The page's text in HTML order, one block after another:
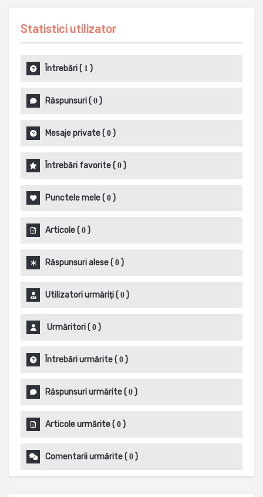
Statistici utilizator
Întrebări( 1 )
Răspunsuri( 0 )
Mesaje private( 0 )
Întrebări favorite( 0 )
Punctele mele( 0 )
Articole( 0 )
Răspunsuri alese( 0 )
Utilizatori urmăriți( 0 )
Urmăritori( 0 )
Întrebări urmărite( 0 )
Răspunsuri urmărite( 0 )
Articole urmărite( 0 )
Comentarii urmărite( 0 )